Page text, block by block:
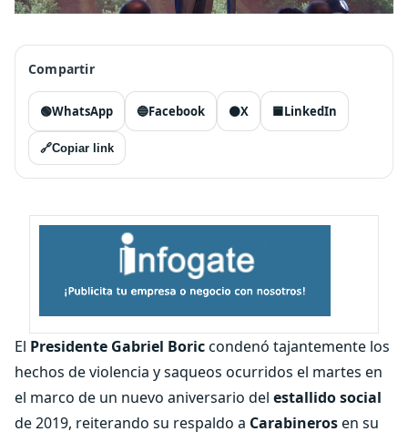
Compartir
🟢WhatsApp 🔵Facebook ⚫X 🟦LinkedIn
🔗Copiar link
El Presidente Gabriel Boriccondenó tajantemente los
hechos de violencia y saqueos ocurridos el martes en
el marco de un nuevo aniversario del estallido social
de 2019, reiterando su respaldo a Carabinerosen su